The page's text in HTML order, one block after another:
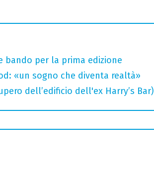
bando per la prima edizione
«un sogno che diventa realtà»
dell’edificio dell'ex Harry’s Bar)